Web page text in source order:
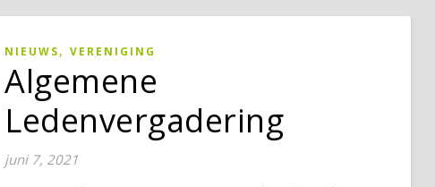
NIEUWS, VERENIGING
Algemene
Ledenvergadering
juni 7, 2021